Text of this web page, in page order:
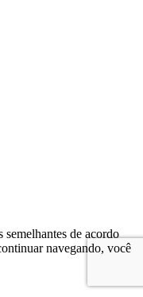
de acordo
navegando, você